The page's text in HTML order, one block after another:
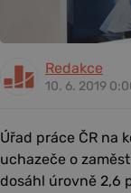
Redakce
10. 6. 2019
Úřad práce ČR na
uchazeče o
dosáhl úrovně 2,6